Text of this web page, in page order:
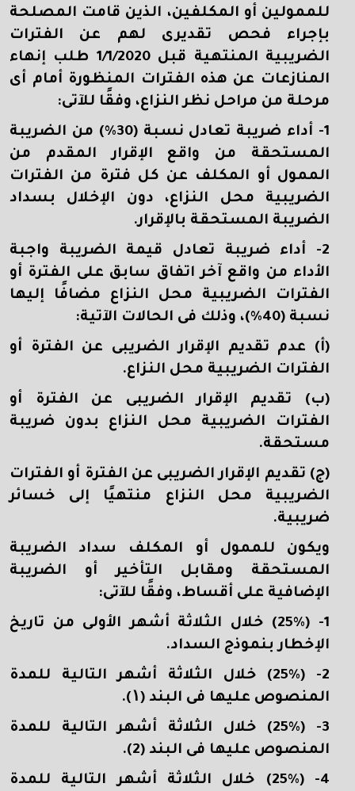
للممولين أو المكلفين، الذين قامت المصلحة
بإجراء فحص تقديرى لهم عن الفترات
الضريبية المنتهية قبل 1/1/2020 طلب إنهاء
المنازعات عن هذه الفترات المنظورة أمام أى
مرحلة من مراحل نظر النزاع، وفقًا للآتى:
1- أداء ضريبة تعادل نسبة (30%
) من الضريبة
المستحقة من واقع الإقرار المقدم من
الممول أو المكلف عن كل فترة من الفترات
الضريبية محل النزاع، دون الإخلال بسداد
الضريبة المستحقة بالإقرار.
2- أداء ضريبة تعادل قيمة الضريبة واجبة
الأداء من واقع آخر اتفاق سابق على الفترة أو
الفترات الضريبية محل النزاع مضافًا إليها
نسبة (40%
)، وذلك فى الحالات الآتية:
(أ) عدم تقديم الإقرار الضريبى عن الفترة أو
الفترات الضريبية محل النزاع.
(ب) تقديم الإقرار الضريبى عن الفترة أو
الفترات الضريبية محل النزاع بدون ضريبة
مستحقة.
(ج) تقديم الإقرار الضريبى عن الفترة أو الفترات
الضريبية محل النزاع منتهيًا إلى خسائر
ضريبية.
ويكون للممول أو المكلف سداد الضريبة
المستحقة ومقابل التأخير أو الضريبة
الإضافية على أقساط، وفقًا للآتى:
1- (25%) خلال الثلاثة أشهر الأولى من تاريخ
الإخطار بنموذج السداد.
2- (25%
) خلال الثلاثة أشهر التالية للمدة
المنصوص عليها فى البند (۱).
3- (25%
) خلال الثلاثة أشهر التالية للمدة
المنصوص عليها فى البند (2).
4- (25%) خلال الثلاثة أشهر التالية للمدة